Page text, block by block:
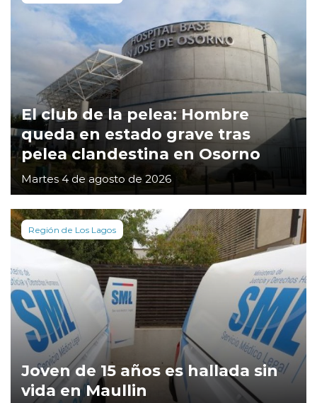
El club de la pelea: Hombre
queda en estado grave tras
pelea clandestina en Osorno
Martes 4 de agosto de 2026
Región de Los Lagos
Joven de 15 años es hallada sin
vida en Maullin